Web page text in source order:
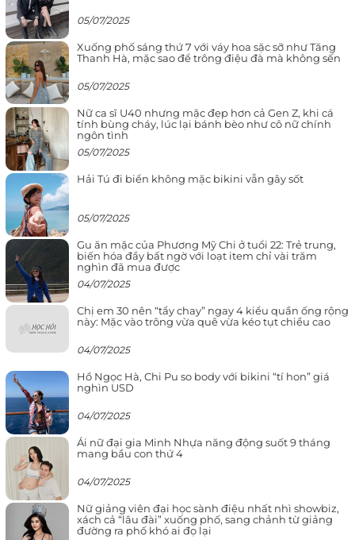
05/07/2025
Xuống phố sáng thứ 7 với váy hoa sặc sỡ như Tăng
Thanh Hà, mặc sao để trông điệu đà mà không sến
05/07/2025
Nữ ca sĩ U40 nhưng mặc đẹp hơn cả Gen Z, khi cá
tính bùng cháy, lúc lại bánh bèo như cô nữ chính
ngôn tình
05/07/2025
Hải Tú đi biển không mặc bikini vẫn gây sốt
05/07/2025
Gu ăn mặc của Phương Mỹ Chi ở tuổi 22: Trẻ trung,
biến hóa đầy bất ngờ với loạt item chỉ vài trăm
nghìn đã mua được
04/07/2025
Chị em 30 nên “tẩy chay” ngay 4 kiểu quần ống rộng
này: Mặc vào trông vừa quê vừa kéo tụt chiều cao
04/07/2025
Hồ Ngọc Hà, Chi Pu so body với bikini “tí hon” giá
nghìn USD
04/07/2025
Ái nữ đại gia Minh Nhựa năng động suốt 9 tháng
mang bầu con thứ 4
04/07/2025
Nữ giảng viên đại học sành điệu nhất nhì showbiz,
xách cả “lâu đài” xuống phố, sang chảnh từ giảng
đường ra phố khó ai đọ lại